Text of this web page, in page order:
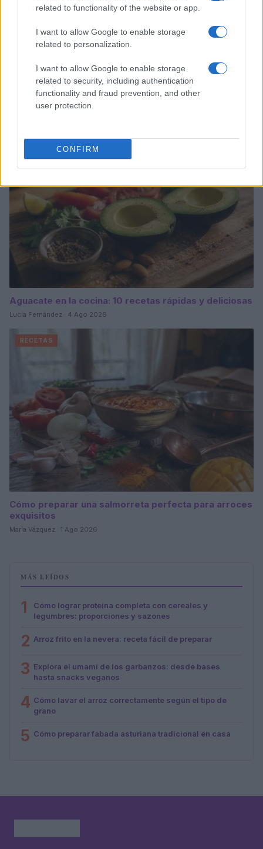
related to functionality of the website or app.
I want to allow Google to enable storage
related to personalization.
I want to allow Google to enable storage
related to security, including authentication
functionality and fraud prevention, and other
user protection.
CONFIRM
Plan de comidas semanal con recetas rápidas y
económicas
Diego Romero · 5 Ago 2026
Aguacate en la cocina: 10 recetas rápidas y deliciosas
Lucía Fernández · 4 Ago 2026
RECETAS
Cómo preparar una salmorreta perfecta para arroces
exquisitos
María Vázquez · 1 Ago 2026
MÁS LEÍDOS
1
Cómo lograr proteína completa con cereales y
legumbres: proporciones y sazones
2 Arroz frito en la nevera: receta fácil de preparar
3 Explora el umami de los garbanzos: desde bases
hasta snacks veganos
4 Cómo lavar el arroz correctamente según el tipo de
grano
5 Cómo preparar fabada asturiana tradicional en casa